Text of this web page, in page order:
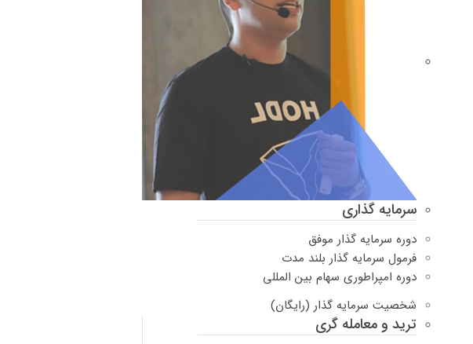
سرمایه گذاری
دوره سرمایه گذار موفق
فرمول سرمایه گذار بلند مدت
دوره امپراطوری سهام بین المللی
شخصیت سرمایه گذار (رایگان)
ترید و معامله گری